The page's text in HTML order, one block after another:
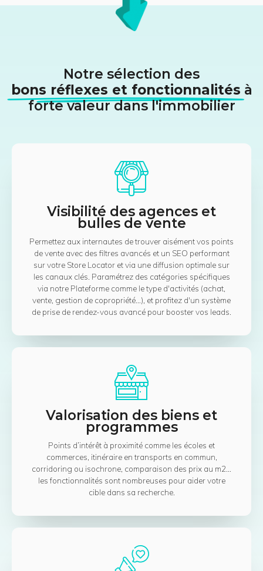
Notre sélection des
bons réflexes et fonctionnalités à
forte valeur dans l'immobilier
Visibilité des agences et
bulles de vente
Permettez aux internautes de trouver aisément vos points
de vente avec des filtres avancés et un SEO performant
sur votre Store Locator et via une diffusion optimale sur
les canaux clés. Paramétrez des catégories spécifiques
via notre Plateforme comme le type d'activités (achat,
vente, gestion de copropriété…), et profitez d'un système
de prise de rendez-vous avancé pour booster vos leads.
Valorisation des biens et
programmes
Points d’intérêt à proximité comme les écoles et
commerces, itinéraire en transports en commun,
corridoring ou isochrone, comparaison des prix au m2…
les fonctionnalités sont nombreuses pour aider votre
cible dans sa recherche.